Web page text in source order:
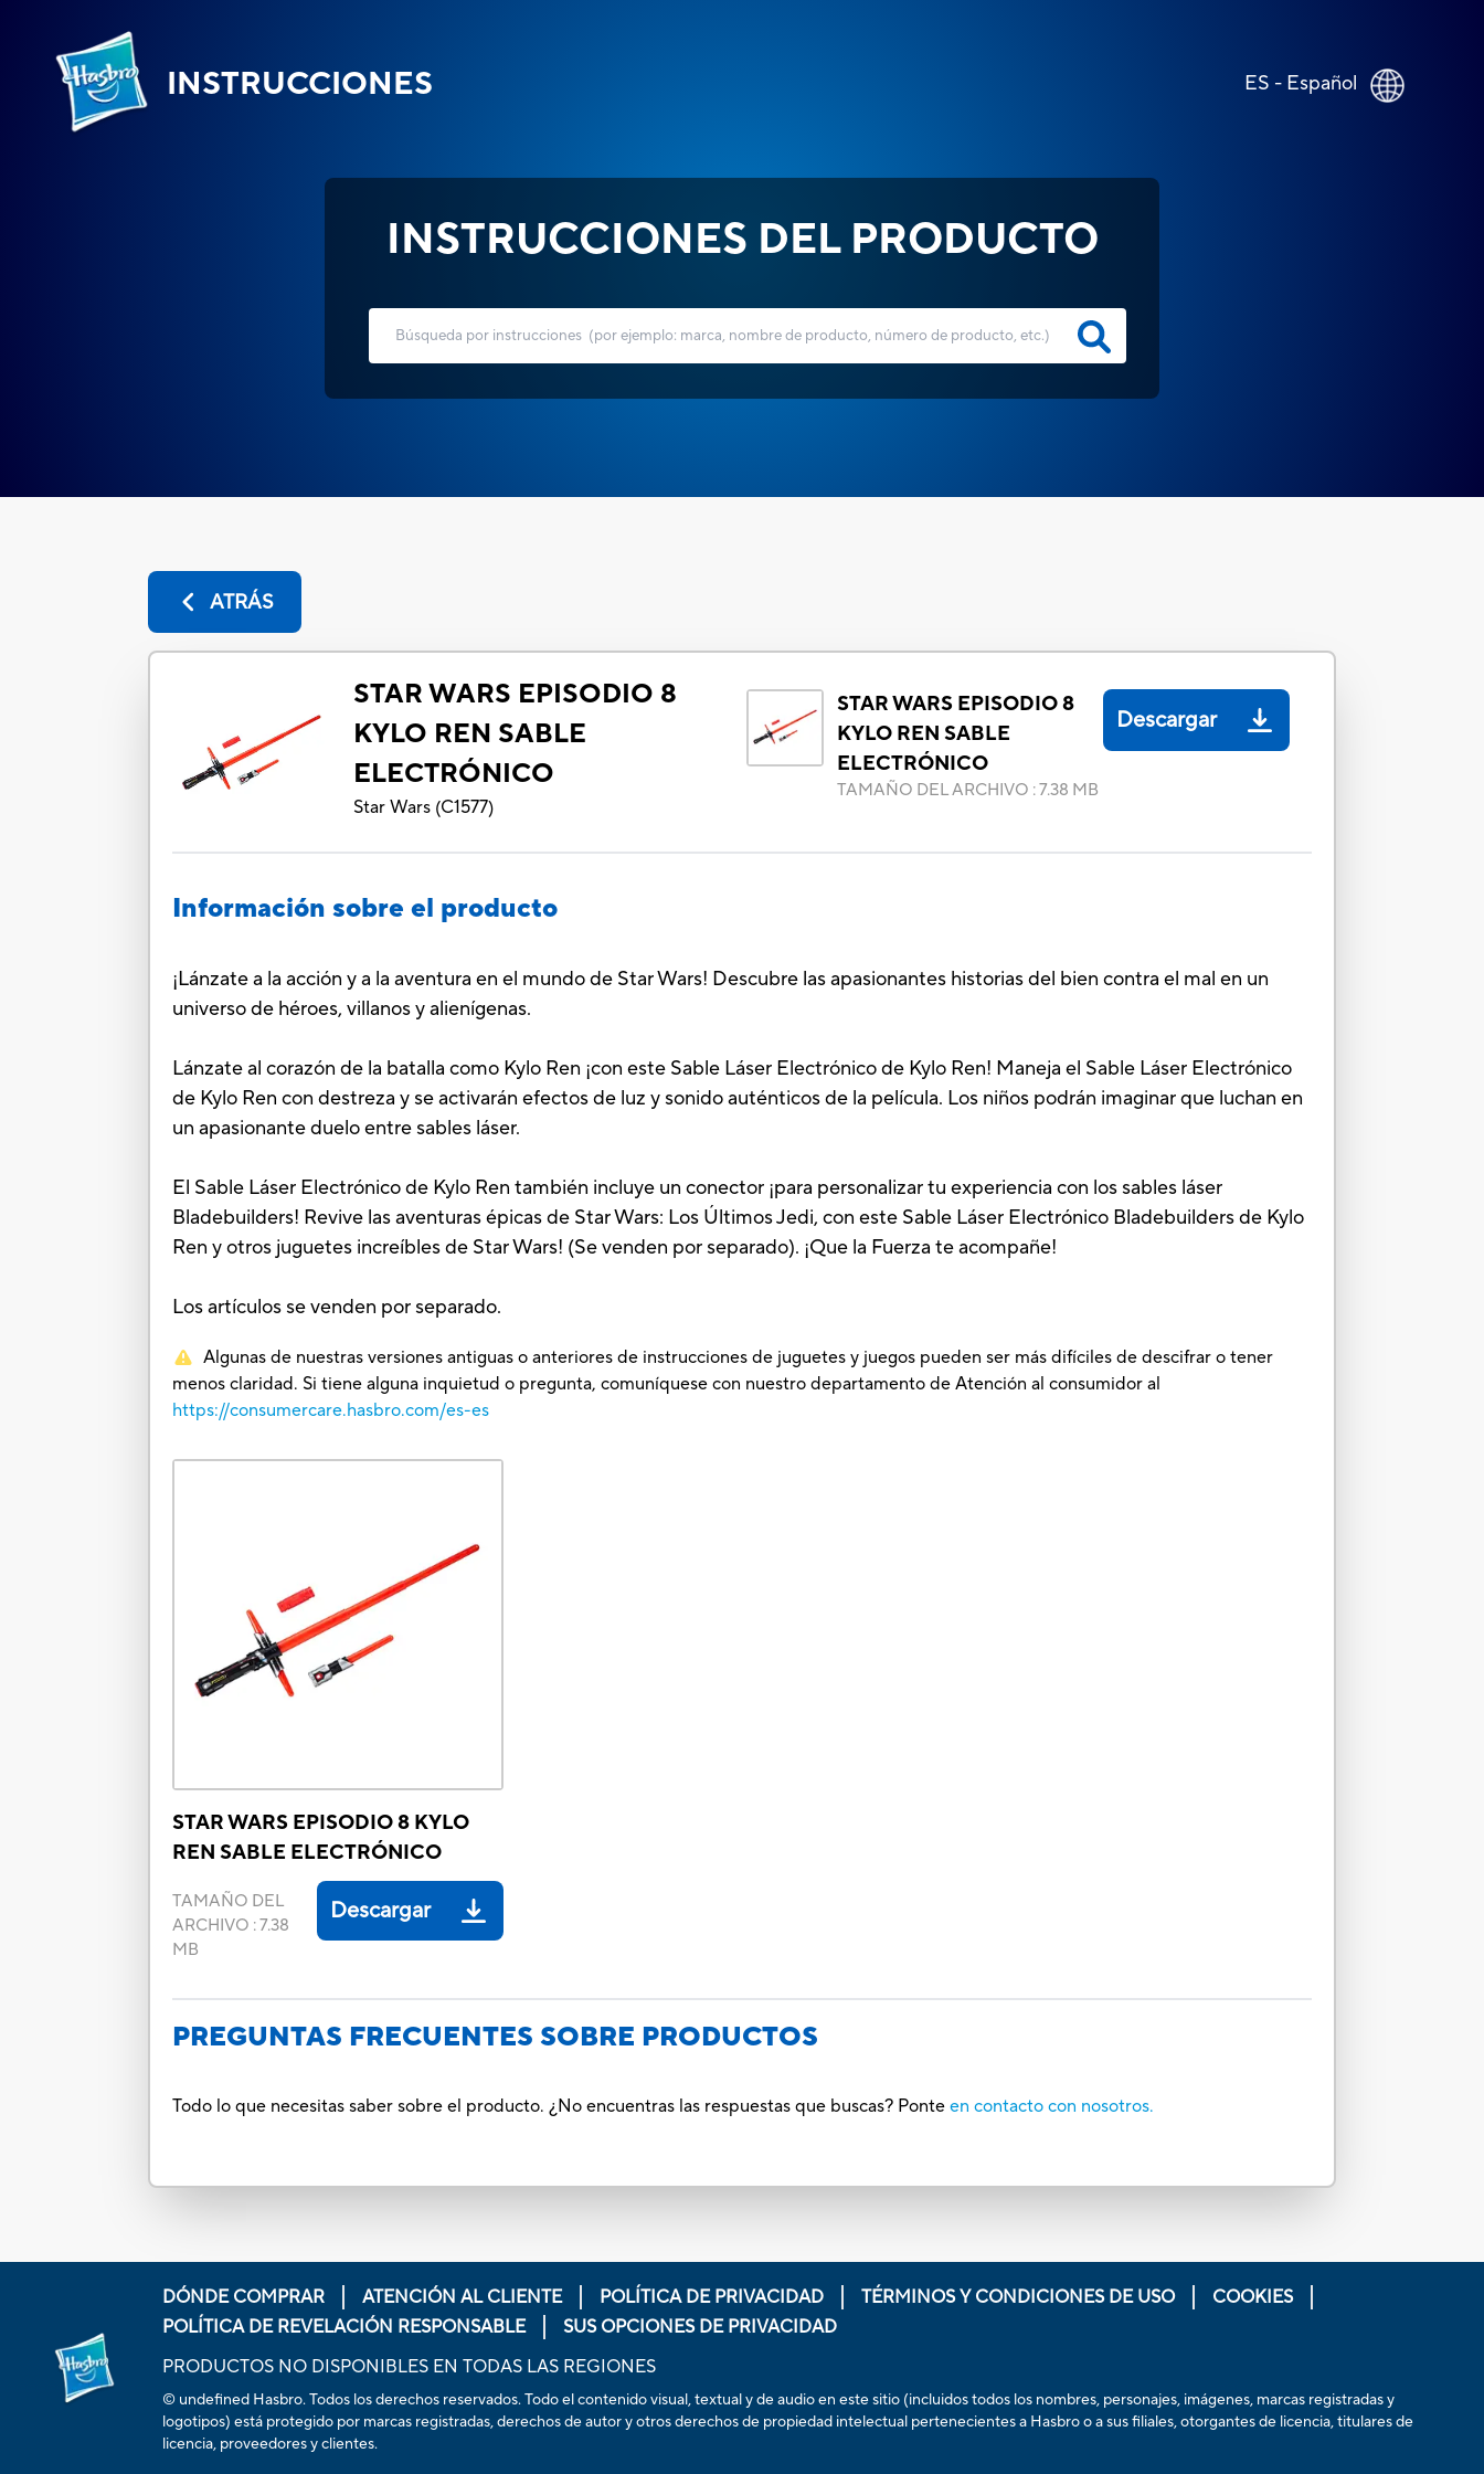
INSTRUCCIONES ES - Español
INSTRUCCIONES DEL PRODUCTO
ATRÁS
STAR WARS EPISODIO 8
KYLO REN SABLE
ELECTRÓNICO
Star Wars (C1577)
STAR WARS EPISODIO 8
KYLO REN SABLE
ELECTRÓNICO
TAMAÑO DEL ARCHIVO :7.38 MB
Descargar
Información sobre el producto
¡Lánzate a la acción y a la aventura en el mundo de Star Wars! Descubre las apasionantes historias del bien contra el mal en un
universo de héroes, villanos y alienígenas.
Lánzate al corazón de la batalla como Kylo Ren ¡con este Sable Láser Electrónico de Kylo Ren! Maneja el Sable Láser Electrónico
de Kylo Ren con destreza y se activarán efectos de luz y sonido auténticos de la película. Los niños podrán imaginar que luchan en
un apasionante duelo entre sables láser.
El Sable Láser Electrónico de Kylo Ren también incluye un conector ¡para personalizar tu experiencia con los sables láser
Bladebuilders! Revive las aventuras épicas de Star Wars: Los Últimos Jedi, con este Sable Láser Electrónico Bladebuilders de Kylo
Ren y otros juguetes increíbles de Star Wars! (Se venden por separado). ¡Que la Fuerza te acompañe!
Los artículos se venden por separado.
Algunas de nuestras versiones antiguas o anteriores de instrucciones de juguetes y juegos pueden ser más difíciles de descifrar o tener
menos claridad. Si tiene alguna inquietud o pregunta, comuníquese con nuestro departamento de Atención al consumidor al
https://consumercare.hasbro.com/es-es
STAR WARS EPISODIO 8 KYLO
REN SABLE ELECTRÓNICO
TAMAÑO DEL
ARCHIVO :7.38
MB
Descargar
PREGUNTAS FRECUENTES SOBRE PRODUCTOS
Todo lo que necesitas saber sobre el producto. ¿No encuentras las respuestas que buscas? Ponteen contacto con nosotros.
DÓNDE COMPRAR ATENCIÓN AL CLIENTE POLÍTICA DE PRIVACIDAD TÉRMINOS Y CONDICIONES DE USO
COOKIES
POLÍTICA DE REVELACIÓN RESPONSABLE
SUS OPCIONES DE PRIVACIDAD
PRODUCTOS NO DISPONIBLES EN TODAS LAS REGIONES
© undefined Hasbro. Todos los derechos reservados. Todo el contenido visual, textual y de audio en este sitio (incluidos todos los nombres, personajes, imágenes, marcas registradas y
logotipos) está protegido por marcas registradas, derechos de autor y otros derechos de propiedad intelectual pertenecientes a Hasbro o a sus filiales, otorgantes de licencia, titulares de
licencia, proveedores y clientes.